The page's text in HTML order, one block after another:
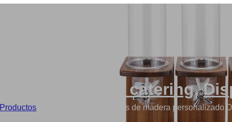
Suministros de catering,
Productos Dispensador de cereales de madera personalizado